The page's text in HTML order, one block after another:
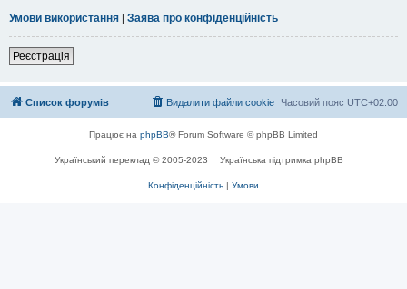
Умови використання | Заява про конфіденційність
Реєстрація
Список форумів Часовий пояс UTC+02:00
Видалити файли cookie
Працює на phpBB® Forum Software © phpBB Limited
Український переклад © 2005-2023 Українська підтримка phpBB
Конфіденційність | Умови